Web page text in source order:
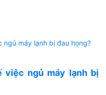
việc ngủ máy lạnh bị